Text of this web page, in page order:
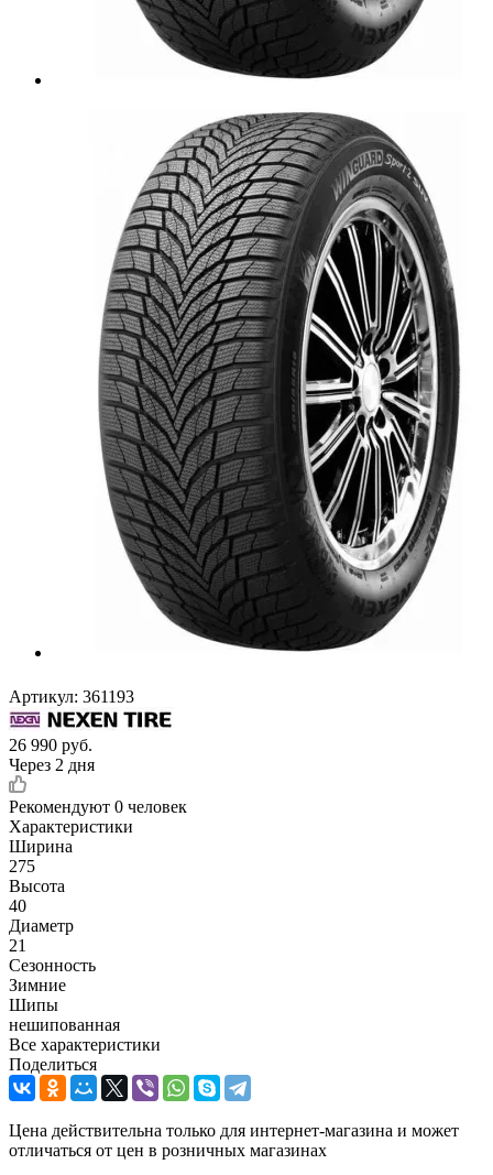
Артикул: 361193
26 990 руб.
Через 2 дня
Рекомендуют 0 человек
Характеристики
Ширина
275
Высота
40
Диаметр
21
Сезонность
Зимние
Шипы
нешипованная
Все характеристики
Поделиться
Цена действительна только для интернет-магазина и может
отличаться от цен в розничных магазинах